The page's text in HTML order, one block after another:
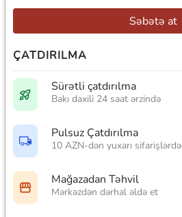
Səbətə at
ÇATDIRILMA
Sürətli çatdırılma
Bakı daxili 24 saat ərzində
Pulsuz Çatdırılma
10 AZN-dən yuxarı sifarişlərdə
Mağazadan Təhvil
Mərkəzdən dərhal əldə et